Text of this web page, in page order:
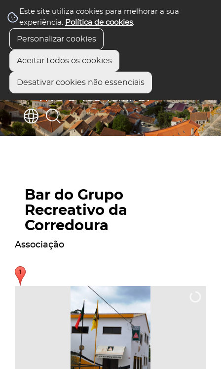
Este site utiliza cookies para melhorar a sua
experiência. Política de cookies.
Personalizar cookies
Aceitar todos os cookies
Desativar cookies não essenciais
Bar do Grupo
Recreativo da
Corredoura
Associação